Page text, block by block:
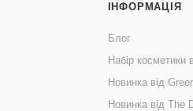
ІНФОРМАЦІЯ
Блог
Набір косметики
Новинка від
Новинка від The